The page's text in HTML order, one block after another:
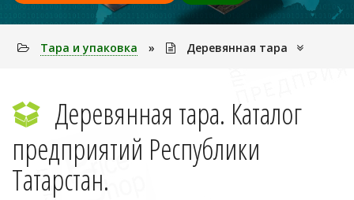
Тара и упаковка » Деревянная тара
Деревянная тара. Каталог
предприятий Республики
Татарстан.